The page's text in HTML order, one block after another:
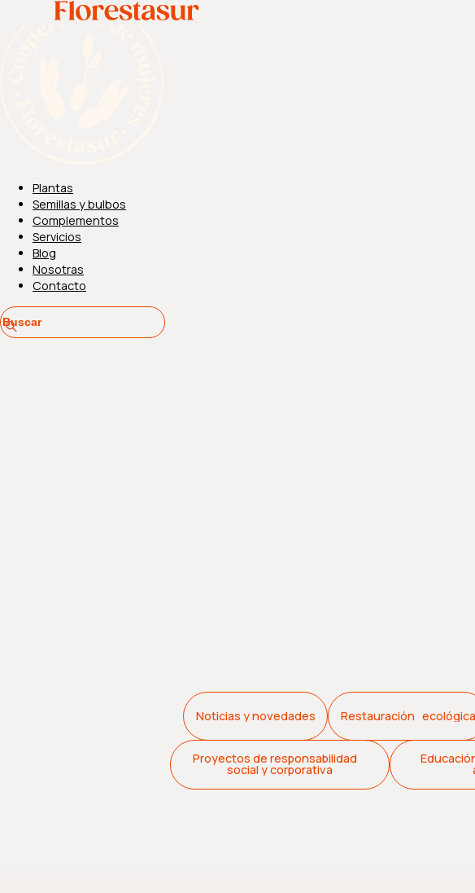
Plantas
Semillas y bulbos
Complementos
Servicios
Blog
Nosotras
Contacto
Noticias y novedades Restauración ecológica
Proyectos de responsabilidad
social y corporativa